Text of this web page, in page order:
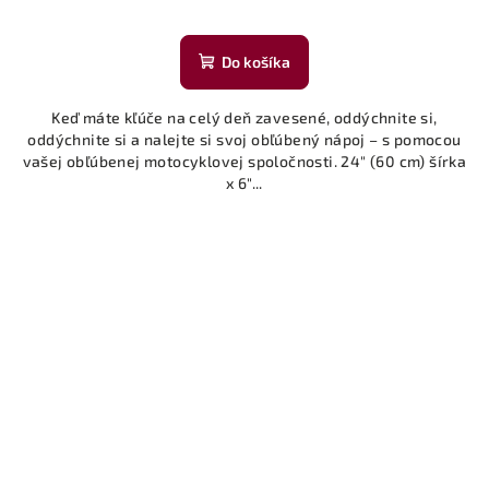
Do košíka
Keď máte kľúče na celý deň zavesené, oddýchnite si,
oddýchnite si a nalejte si svoj obľúbený nápoj – s pomocou
vašej obľúbenej motocyklovej spoločnosti. 24" (60 cm) šírka
x 6"...